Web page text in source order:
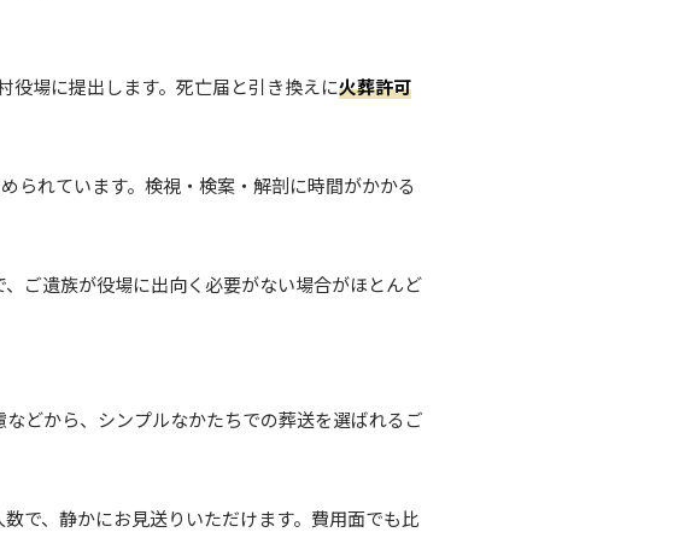
役場に提出します。死亡届と引き換えに火葬許可
られています。検視・検案・解剖に時間がかかる
ご遺族が役場に出向く必要がない場合がほとんど
どから、シンプルなかたちでの葬送を選ばれるご
で、静かにお見送りいただけます。費用面でも比